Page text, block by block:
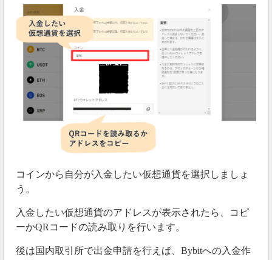
コインから自分が入金したい仮想通貨を選択しましょ
う。
入金したい仮想通貨のアドレスが表示されたら、コピ
ーかQRコードの読み取りを行います。
後は国内取引所で出金申請を行えば、Bybitへの入金作